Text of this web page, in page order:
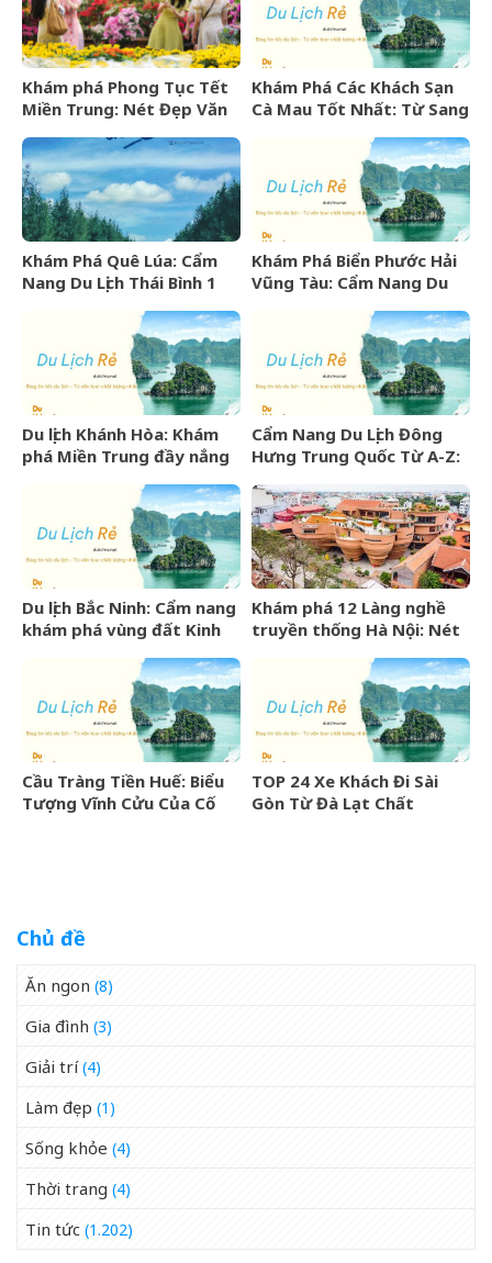
Khám phá Phong Tục Tết
Miền Trung: Nét Đẹp Văn
Khám Phá Các Khách Sạn
Cà Mau Tốt Nhất: Từ Sang
Khám Phá Quê Lúa: Cẩm
Nang Du Lịch Thái Bình 1
Khám Phá Biển Phước Hải
Vũng Tàu: Cẩm Nang Du
Du lịch Khánh Hòa: Khám
phá Miền Trung đầy nắng
Cẩm Nang Du Lịch Đông
Hưng Trung Quốc Từ A-Z:
Trình Chi Tiết
Du lịch Bắc Ninh: Cẩm nang
khám phá vùng đất Kinh
Khám phá 12 Làng nghề
truyền thống Hà Nội: Nét
Cầu Tràng Tiền Huế: Biểu
Tượng Vĩnh Cửu Của Cố
TOP 24 Xe Khách Đi Sài
Gòn Từ Đà Lạt Chất
Chủ đề
Ăn ngon (8)
Gia đình (3)
Giải trí(4)
Làm đẹp (1)
Sống khỏe (4)
Thời trang (4)
Tin tức (1.202)